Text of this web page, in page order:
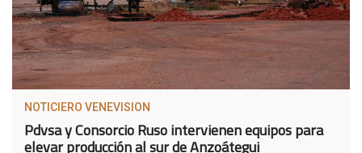
NOTICIERO VENEVISION
Pdvsa y Consorcio Ruso intervienen equipos para
elevar producción al sur de Anzoátegui